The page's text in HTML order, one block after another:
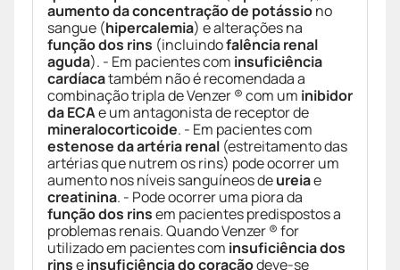
aumento da concentração de potássiono
sangue (hipercalemia) e alterações na
função dos rins (incluindofalência renal
aguda). - Em pacientes com insuficiência
cardíacatambém não é recomendada a
combinação tripla de Venzer ® com um inibidor
da ECAe um antagonista de receptor de
mineralocorticoide. - Em pacientes com
estenose da artéria renal (estreitamento das
artérias que nutrem os rins) pode ocorrer um
aumento nos níveis sanguíneos deureiae
creatinina. - Pode ocorrer uma piora da
função dos rinsem pacientes predispostos a
problemas renais. Quando Venzer ® for
utilizado em pacientes com insuficiência dos
rinseinsuficiência do coraçãodeve-se